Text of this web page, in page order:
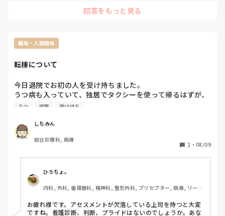
効果があったらあったで怖いです。28日に脳波、脳のMRI、
にしろ、わたしに福祉用具に直接関わる未来が見えません。
みなさんなら、どうしますか？また、てんかんに詳しい方、
詳しく病態おしえてほしいです。突然死のリスクがあるこ
と、短命になる可能性があること、治る病気でもあること、
いろいろ調べて出てきましたが、恥ずかしながら何を信じれ
しかし、内服だけのコントロールは限界があり、睡眠をしっか
り長時間のPC作業もおすすめは出来ません。
回答をもっと見る
職場・人間関係
転棟について
今日退院でお初の人を受け持ちました。
うつ病も入っていて、独居でタクシーを使って帰るはずが、
精神的に興奮あり精神科に転棟されました。
りを考え言いました。そしたらその転棟した病棟の師長から
事前にその人は血尿、農尿があってそれも先生に報告し様子
観察の指示を受けていたので、それも送ったら、crpも上が
ってるし農尿、血尿もあるなら１回先生に聞いといてと。そ
こまではいいですが、それを私の師長に報告して師長から前
に様子観察の指示を受けてても１回聞いた方がいいと。で
も、先生だって採血データも見てるし、判断も聞いて様子観
察の指示が出たのに、なぜ今日また再確認しないと行けない
のか、今日だって元々内科的には治療終わってるから退院予
定だったし、採血だって2、3日前で農尿だって前からあるの
うつ 退院 受け持ち
しちみん
総合診療科, 病棟
2 ・ 08/09
ひろちょ。
内科, 外科, 循環器科, 精神科, 整形外科, プリセプター, 病棟, リーダ
お疲れ様です。アセスメントが欠落している上司を持つと大変
ですね。看護診断、判断、プライドはないのでしょうか。あな